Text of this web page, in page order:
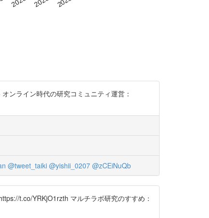
ンライン時代の研究コミュニティ運営：
@tweet_taiki @yishii_0207 @zCEiNuQb
t.co/YRKjO1rzth マルチラボ研究のすすめ：